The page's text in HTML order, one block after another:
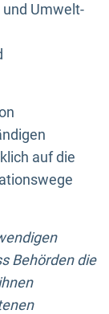
Umwelt-
auf die
Behörden die